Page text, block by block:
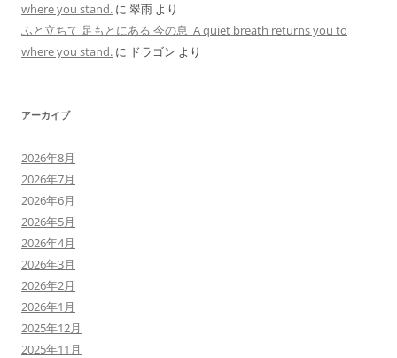
where you stand. に 翠雨 より
ふと立ちて 足もとにある 今の息 A quiet breath returns you to
where you stand. に ドラゴン より
アーカイブ
2026年8月
2026年7月
2026年6月
2026年5月
2026年4月
2026年3月
2026年2月
2026年1月
2025年12月
2025年11月